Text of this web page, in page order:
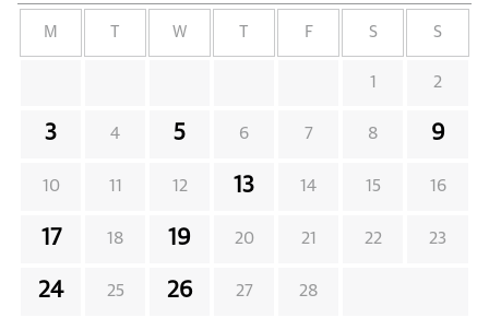
M W F S S
1 2
3 4 5 6 7 8 9
10 11 12 13 14 15 16
17 18 19 20 21 22 23
24 25 26 27 28